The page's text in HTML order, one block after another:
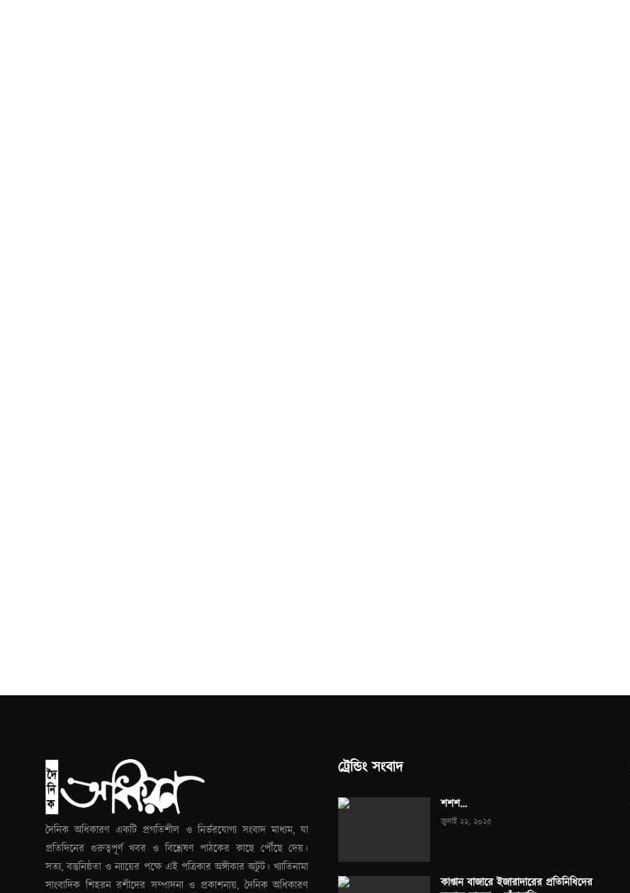
দৈনিক অধিকারণ একটি প্রগতিশীল ও নির্ভরযোগ্য সংবাদ মাধ্যম, যা
প্রতিদিনের গুরুত্বপূর্ণ খবর ও বিশ্লেষণ পাঠকের কাছে পৌঁছে দেয়।
সত্য, বস্তুনিষ্ঠতা ও ন্যায়ের পক্ষে এই পত্রিকার অঙ্গীকার অটুট। খ্যাতিনামা
সাংবাদিক শিহরন রশীদের সম্পাদনা ও প্রকাশনায়, দৈনিক অধিকারণ
ট্রেন্ডিং সংবাদ
শশশ…
জুলাই ২২, ২০২৫
কাপ্তান বাজারে ইজারাদারের প্রতিনিধিদের